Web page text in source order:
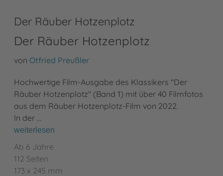
Der Räuber Hotzenplotz
Der Räuber Hotzenplotz
von Otfried Preußler
Hochwertige Film-Ausgabe des Klassikers "Der
Räuber Hotzenplotz" (Band 1) mit über 40 Filmfotos
aus dem Räuber Hotzenplotz-Film von 2022.
In der …
weiterlesen
Ab 6 Jahre
112 Seiten
173 x 245 mm